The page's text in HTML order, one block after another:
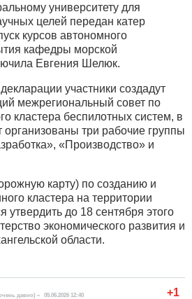
университету для
целей передан катер
курсов автономного
кафедры морской
Евгения Шелюк.
участники создадут
межрегиональный совет по
кластера беспилотных систем, в
организованы три рабочие группы
«Производство» и
карту) по созданию и
кластера на территории
утвердить до 18 сентября этого
экономического развития и
области.
+1
давно) 05.06.2026 12:40